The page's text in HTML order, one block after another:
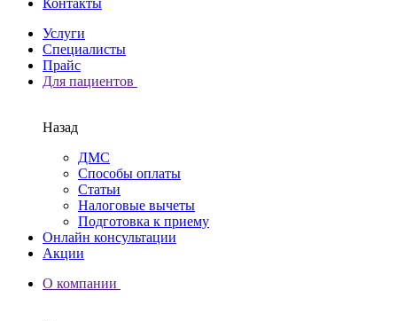
Контакты
Услуги
Специалисты
Прайс
Для пациентов
Назад
ДМС
Способы оплаты
Статьи
Налоговые вычеты
Подготовка к приему
Онлайн консультации
Акции
О компании